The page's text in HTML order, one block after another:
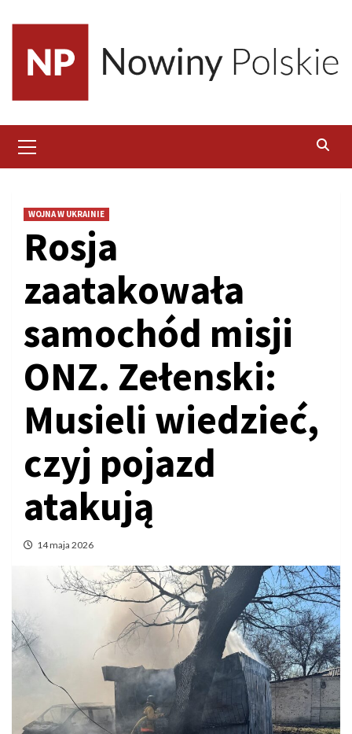
content
Menu
WOJNA W UKRAINIE
Rosja
zaatakowała
samochód misji
ONZ. Zełenski:
Musieli wiedzieć,
czyj pojazd
atakują
14 maja 2026